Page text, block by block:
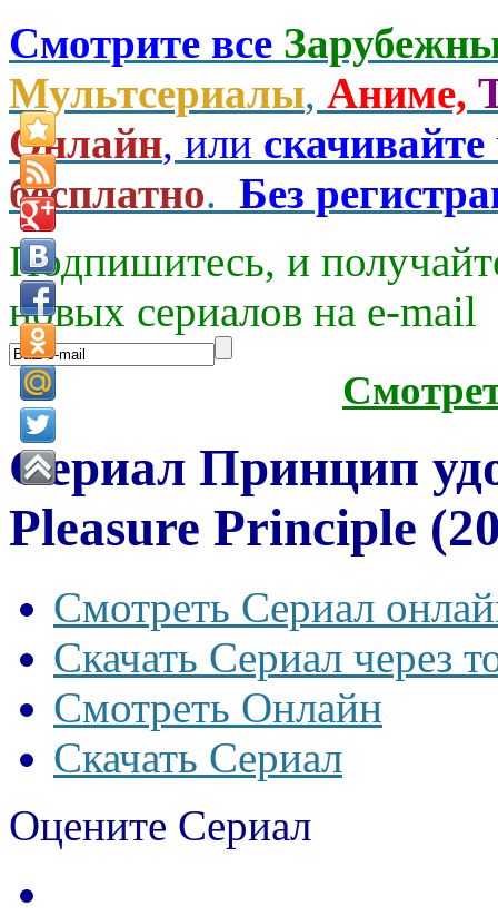
Смотрите все
Мультсериалы, Аниме,
Онлайн, или скачивайте
бесплатно. Без
Подпишитесь, и
новых сериалов на e-mаil
Сериал Принцип
Pleasure Principle
Смотреть Сериал
Скачать Сериал через
Смотреть Онлайн
Скачать Сериал
Оцените Сериал